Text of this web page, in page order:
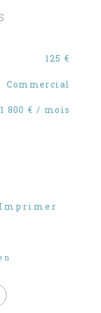
125 €
Commercial
1 800 € / mois
Imprimer